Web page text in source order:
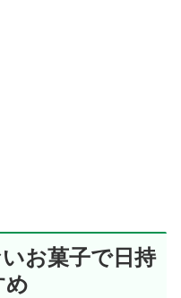
お菓子で日持
め